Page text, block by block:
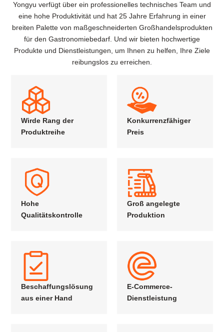
Yongyu verfügt über ein professionelles technisches Team und
eine hohe Produktivität und hat 25 Jahre Erfahrung in einer
breiten Palette von maßgeschneiderten Großhandelsprodukten
für den Gastronomiebedarf. Und wir bieten hochwertige
Produkte und Dienstleistungen, um Ihnen zu helfen, Ihre Ziele
reibungslos zu erreichen.
Wirde Rang der
Produktreihe
Konkurrenzfähiger
Preis
Hohe
Qualitätskontrolle
Groß angelegte
Produktion
Beschaffungslösung
aus einer Hand
E-Commerce-
Dienstleistung